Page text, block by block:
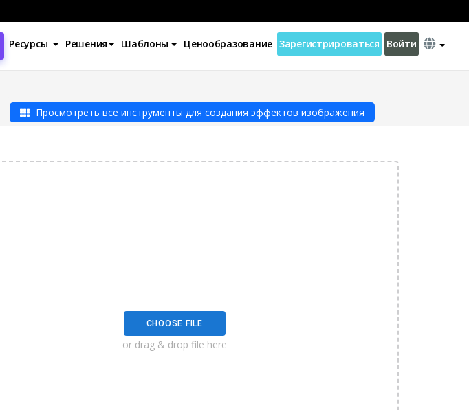
Ресурсы Решения Шаблоны Ценообразование Зарегистрироваться Войти
Просмотреть все инструменты для создания эффектов изображения
CHOOSE FILE
or drag & drop file here